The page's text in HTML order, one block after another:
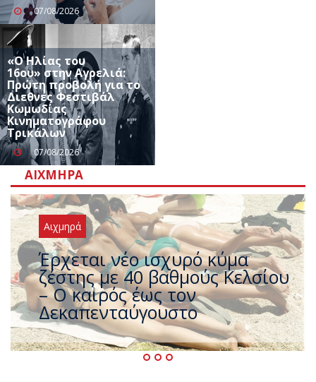
07/08/2026
«Ο Ηλίας του
16ου» στην Αγρελιά:
Πρώτη προβολή για το
Διεθνές Φεστιβάλ
Κωμωδίας
Κινηματογράφου
Τρικάλων
07/08/2026
ΑΙΧΜΗΡΆ
Αιχμηρά
Άφαντος ο Τσίπρας… την ώρα
που η χώρα καίγεται